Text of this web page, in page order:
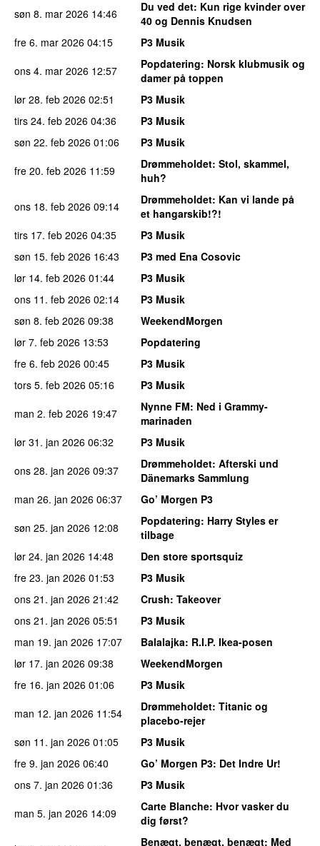
søn 8. mar 2026 14:46 Du ved det: Kun rige kvinder over
40 og Dennis Knudsen
fre 6. mar 2026 04:15
P3 Musik
ons 4. mar 2026 12:57 Popdatering: Norsk klubmusik og
damer på toppen
lør 28. feb 2026 02:51
P3 Musik
tirs 24. feb 2026 04:36
P3 Musik
søn 22. feb 2026 01:06
P3 Musik
fre 20. feb 2026 11:59 Drømmeholdet: Stol, skammel,
huh?
ons 18. feb 2026 09:14 Drømmeholdet: Kan vi lande på
et hangarskib!?!
tirs 17. feb 2026 04:35
P3 Musik
søn 15. feb 2026 16:43
P3 med Ena Cosovic
lør 14. feb 2026 01:44
P3 Musik
ons 11. feb 2026 02:14
P3 Musik
søn 8. feb 2026 09:38
WeekendMorgen
lør 7. feb 2026 13:53
Popdatering
fre 6. feb 2026 00:45
P3 Musik
tors 5. feb 2026 05:16
P3 Musik
man 2. feb 2026 19:47 Nynne FM: Ned i Grammy-
marinaden
lør 31. jan 2026 06:32
P3 Musik
ons 28. jan 2026 09:37 Drømmeholdet: Afterski und
Dänemarks Sammlung
man 26. jan 2026 06:37
Go’ Morgen P3
søn 25. jan 2026 12:08 Popdatering: Harry Styles er
tilbage
lør 24. jan 2026 14:48
Den store sportsquiz
fre 23. jan 2026 01:53
P3 Musik
ons 21. jan 2026 21:42 Crush: Takeover
ons 21. jan 2026 05:51
P3 Musik
man 19. jan 2026 17:07 Balalajka: R.I.P. Ikea-posen
lør 17. jan 2026 09:38
WeekendMorgen
fre 16. jan 2026 01:06
P3 Musik
man 12. jan 2026 11:54 Drømmeholdet: Titanic og
placebo-rejer
søn 11. jan 2026 01:05
P3 Musik
fre 9. jan 2026 06:40 Go’ Morgen P3: Det Indre Ur!
ons 7. jan 2026 01:36
P3 Musik
man 5. jan 2026 14:09 Carte Blanche: Hvor vasker du
dig først?
Benægt, benægt, benægt: Med